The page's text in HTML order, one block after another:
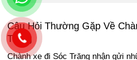
Câu Hỏi Thường Gặp Về
Trăng
Chành xe đi Sóc Trăng nhận gửi